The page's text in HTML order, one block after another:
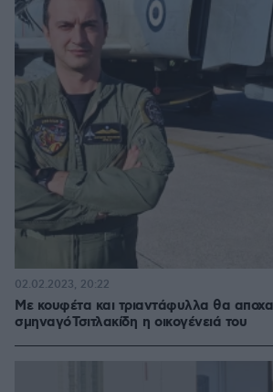
Με κουφέτα και τριαντάφυλλα θα
σμηναγό Τσιτλακίδη η οικογένειά του
02.02.2023, 20:22